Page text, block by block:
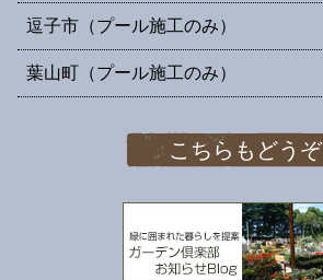
逗子市（プール施工のみ）
葉山町（プール施工のみ）
こちらもどうぞ